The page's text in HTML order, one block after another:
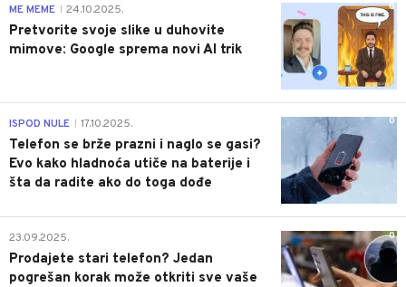
0
ME MEME 24.10.2025.
Pretvorite svoje slike u duhovite
mimove: Google sprema novi AI trik
0
ISPOD NULE 17.10.2025.
Telefon se brže prazni i naglo se gasi?
Evo kako hladnoća utiče na baterije i
šta da radite ako do toga dođe
0
23.09.2025.
Prodajete stari telefon? Jedan
pogrešan korak može otkriti sve vaše